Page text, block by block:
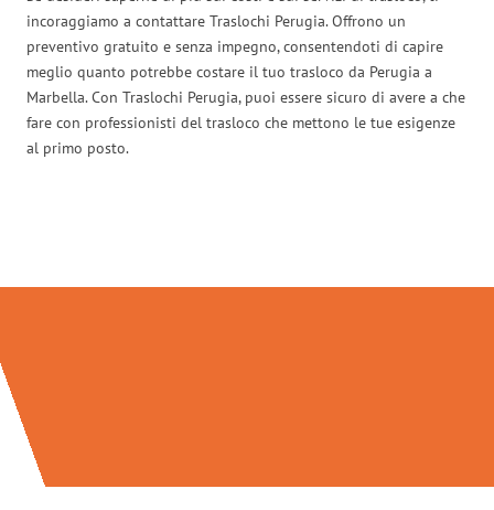
incoraggiamo a contattare Traslochi Perugia. Offrono un
preventivo gratuito e senza impegno, consentendoti di capire
meglio quanto potrebbe costare il tuo trasloco da Perugia a
Marbella. Con Traslochi Perugia, puoi essere sicuro di avere a che
fare con professionisti del trasloco che mettono le tue esigenze
al primo posto.